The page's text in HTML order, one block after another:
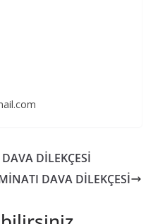
DİLEKÇESİ
DAVA DİLEKÇESİ